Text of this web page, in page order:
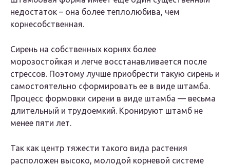
недостаток – она более теплолюбива, чем
корнесобственная.
Сирень на собственных корнях более
морозостойкая и легче восстанавливается после
стрессов. Поэтому лучше приобрести такую сирень и
самостоятельно сформировать ее в виде штамба.
Процесс формовки сирени в виде штамба — весьма
длительный и трудоемкий. Кронируют штамб не
менее пяти лет.
Так как центр тяжести такого вида растения
расположен высоко, молодой корневой системе